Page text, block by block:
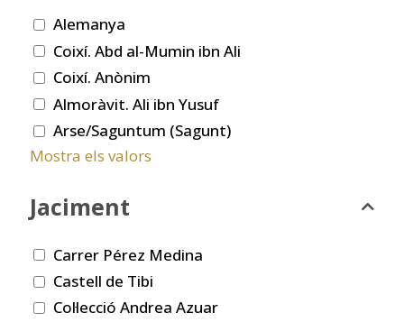
Alemanya
Coixí. Abd al-Mumin ibn Ali
Coixí. Anònim
Almoràvit. Ali ibn Yusuf
Arse/Saguntum (Sagunt)
Mostra els valors
Jaciment
Carrer Pérez Medina
Castell de Tibi
Col·lecció Andrea Azuar